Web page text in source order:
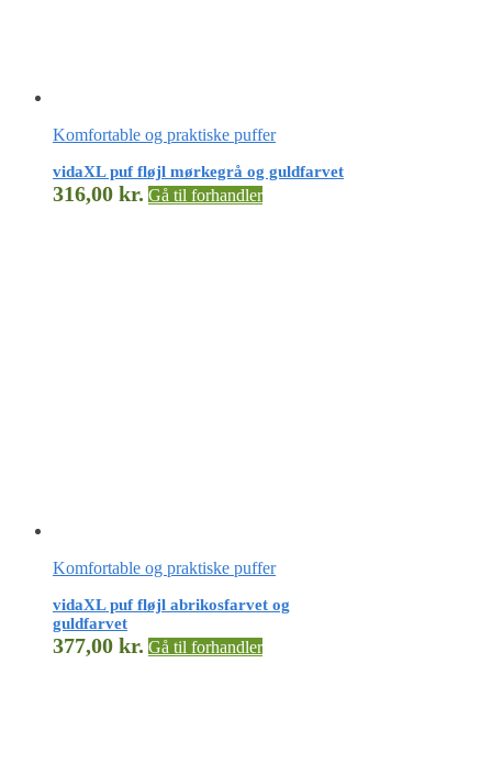
Komfortable og praktiske puffer
vidaXL puf fløjl mørkegrå og guldfarvet
316,00 kr. Gå til forhandler
Komfortable og praktiske puffer
vidaXL puf fløjl abrikosfarvet og
guldfarvet
377,00 kr. Gå til forhandler